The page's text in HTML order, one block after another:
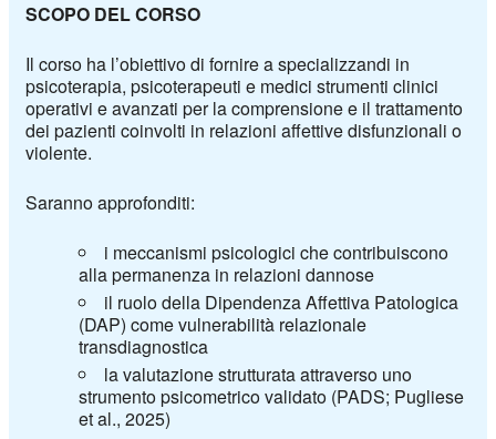
SCOPO DEL CORSO
Il corso ha l’obiettivo di fornire a specializzandi in
psicoterapia, psicoterapeuti e medici strumenti clinici
operativi e avanzati per la comprensione e il trattamento
dei pazienti coinvolti in relazioni affettive disfunzionali o
violente.
Saranno approfonditi:
i meccanismi psicologici che contribuiscono
alla permanenza in relazioni dannose
il ruolo della Dipendenza Affettiva Patologica
(DAP) come vulnerabilità relazionale
transdiagnostica
la valutazione strutturata attraverso uno
strumento psicometrico validato (PADS; Pugliese
et al., 2025)